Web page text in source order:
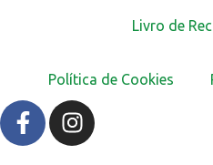
Livro de
Política de Cookies